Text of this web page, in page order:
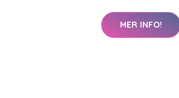
MER INFO!